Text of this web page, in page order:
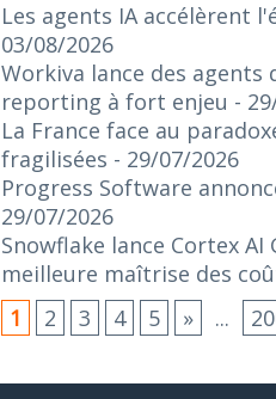
Les agents IA accélèrent
03/08/2026
Workiva lance des agents
reporting à fort enjeu -
La France face au
fragilisées - 29/07/2026
Progress Software
29/07/2026
Snowflake lance Cortex
meilleure maîtrise des
1
2 3 4 5 » ...